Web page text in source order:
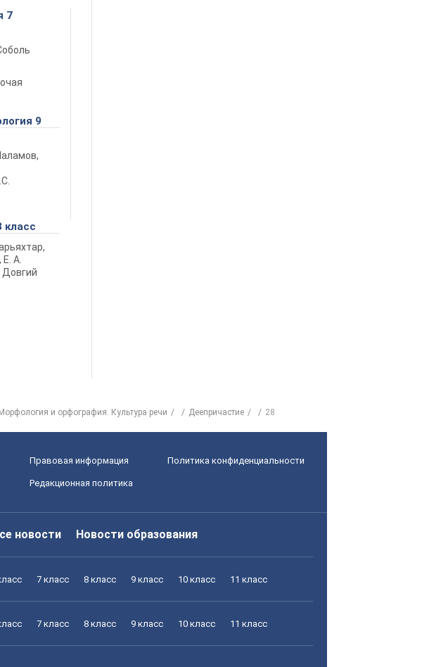
7
9
класс
А.
Довгий
Морфология и орфография. Культура речи Деепричастие 28
Правовая информация Политика конфиденциальности
Редакционная политика
новости Новости образования
7 класс 8 класс 9 класс 10 класс 11 класс
7 класс 8 класс 9 класс 10 класс 11 класс